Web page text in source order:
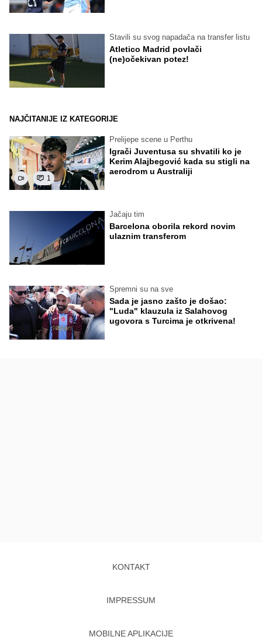
Stavili su svog napadača na transfer listu
Atletico Madrid povlači
(ne)očekivan potez!
NAJČITANIJE IZ KATEGORIJE
1
Prelijepe scene u Perthu
Igrači Juventusa su shvatili ko je
Kerim Alajbegović kada su stigli na
aerodrom u Australiji
Jačaju tim
Barcelona oborila rekord novim
ulaznim transferom
Spremni su na sve
Sada je jasno zašto je došao:
"Luda" klauzula iz Salahovog
ugovora s Turcima je otkrivena!
KONTAKT
IMPRESSUM
MOBILNE APLIKACIJE